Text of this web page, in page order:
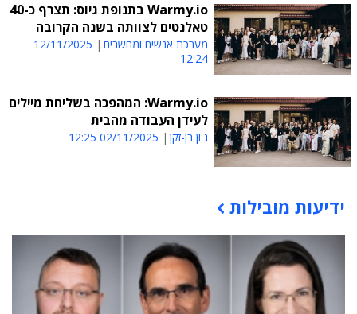
Warmy.io בתנופת גיוס: תצרף כ-40
טאלנטים לצוותה בשנה הקרובה
מערכת אנשים ומחשבים
12/11/2025
12:24
Warmy.io: המהפכה בשליחת מיילים
לעידן העבודה מהבית
ג'ון בן-זקן 02/11/2025 12:25
תוכן פרסומי
ידיעות מובילות